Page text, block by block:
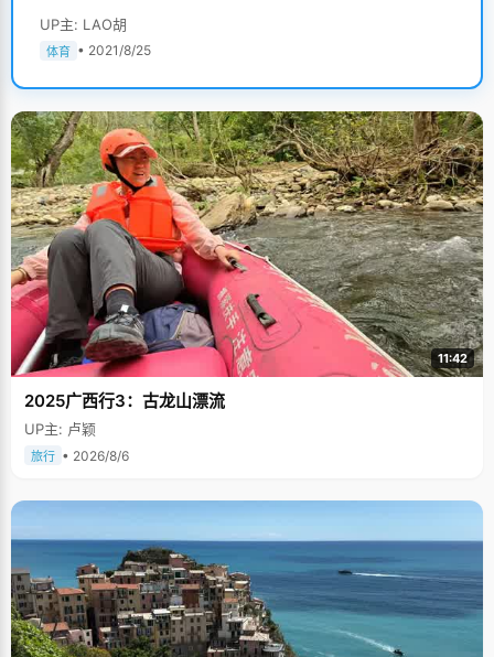
UP主: LAO胡
体育 • 2021/8/25
11:42
2025广西行3：古龙山漂流
UP主: 卢颖
旅行 • 2026/8/6